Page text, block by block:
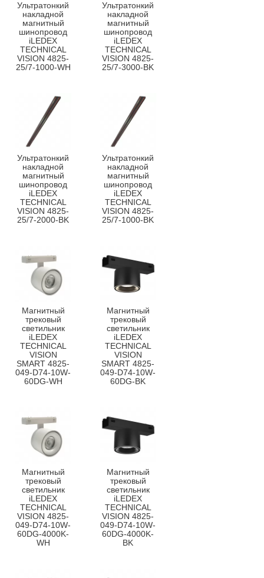
Ультратонкий
накладной
магнитный
шинопровод
iLEDEX
TECHNICAL
VISION 4825-
25/7-1000-WH
Ультратонкий
накладной
магнитный
шинопровод
iLEDEX
TECHNICAL
VISION 4825-
25/7-3000-BK
Ультратонкий
накладной
магнитный
шинопровод
iLEDEX
TECHNICAL
VISION 4825-
25/7-2000-BK
Ультратонкий
накладной
магнитный
шинопровод
iLEDEX
TECHNICAL
VISION 4825-
25/7-1000-BK
Магнитный
трековый
светильник
iLEDEX
TECHNICAL
VISION
SMART 4825-
049-D74-10W-
60DG-WH
Магнитный
трековый
светильник
iLEDEX
TECHNICAL
VISION
SMART 4825-
049-D74-10W-
60DG-BK
Магнитный
трековый
светильник
iLEDEX
TECHNICAL
VISION 4825-
049-D74-10W-
60DG-4000K-
WH
Магнитный
трековый
светильник
iLEDEX
TECHNICAL
VISION 4825-
049-D74-10W-
60DG-4000K-
BK